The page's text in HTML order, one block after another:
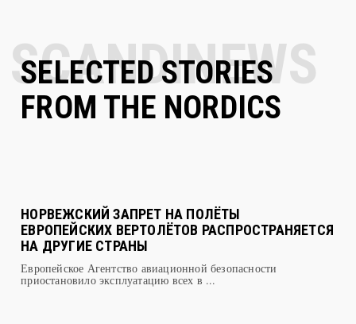
SELECTED STORIES
FROM THE NORDICS
НОРВЕЖСКИЙ ЗАПРЕТ НА ПОЛЁТЫ
ЕВРОПЕЙСКИХ ВЕРТОЛЁТОВ РАСПРОСТРАНЯЕТСЯ
НА ДРУГИЕ СТРАНЫ
Европейское Агентство авиационной безопасности